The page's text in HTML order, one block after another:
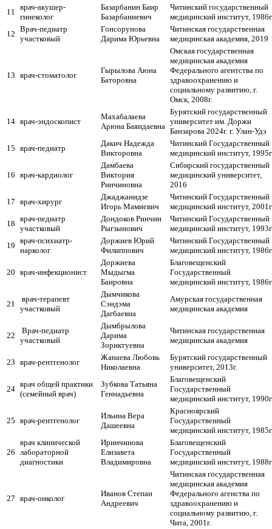
11
врач-акушер-
гинеколог
Базарбанин Баир
Базарбаниевич
Читинский государственный
медицинский институт,
12
Врач-педиатр
участковый
Гонсорунова
Дарима Юрьевна
Читинская государственная
медицинская академия, 2019
13 врач-стоматолог
Гырылова Аюна
Баторовна
Омская государственная
медицинская академия
Федерального агентства по
здравоохранению и
социальному развитию, г.
Омск, 2008г.
14 врач-эндоскопист
Махабалаева
Арюна Баяндаевна
Бурятский государственный
университет им. Доржи
Банзарова 2024г. г. Улан-Удэ
15 врач-педиатр
Дакич Надежда
Викторовна
Читинский Государственный
медицинский институт,
16 врач-кардиолог
Дамбаева
Виктория
Ринчиновна
Сибирский государственный
медицинский университет,
2016
17 врач-хирург
Джаджанидзе
Игорь Мамиевич
Читинский Государственный
медицинский институт,
18
врач-педиатр
участковый
Дондоков Ринчин
Рыгзынович
Читинский Государственный
медицинский институт,
19
врач-психиатр-
нарколог
Доржиев Юрий
Филиппович
Читинский Государственный
медицинский институт,
20 врач-инфекционист
Доржиева
Мыдыгма
Баировна
Благовещенский
Государственный
медицинский институт,
21
врач-терапевт
участковый
Дымчикова
Сэндэма
Дагбаевна
Амурская государственная
медицинская академия
22
Врач-педиатр
участковый
Дымбрылова
Дарима
Зориктуевна
Читинская государственная
медицинская академия
23 врач-рентгенолог
Жанаева Любовь
Николаевна
Бурятский государственный
университет, 2013г.
24
врач общей практики
(семейный врач)
Зубкова Татьяна
Геннадьевна
Благовещенский
Государственный
медицинский институт,
25 врач-рентгенолог
Ильина Вера
Дашеевна
Красноярский
Государственный
медицинский институт,
26
врач клинической
лабораторной
диагностики
Иринчинова
Елизавета
Владимировна
Благовещенский
Государственный
медицинский институт,
27 врач-онколог
Иванов Степан
Андреевич
Читинская государственная
медицинская академия
Федерального агенства по
здравоохранению и
социальному развитию, г.
Чита, 2001г.